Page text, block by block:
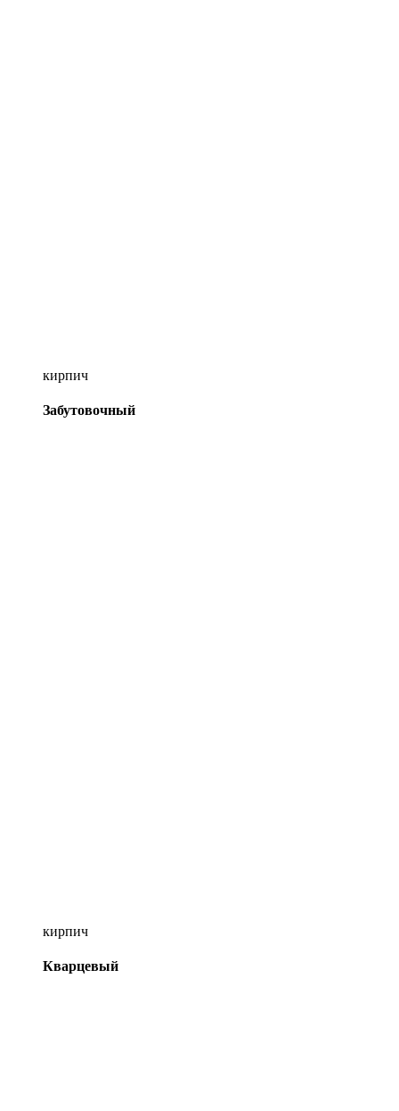
кирпич
Забутовочный
кирпич
Кварцевый